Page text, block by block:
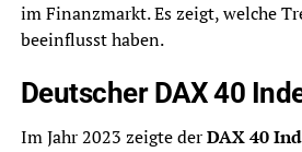
im Finanzmarkt. Es zeigt, welche
beeinflusst haben.
Deutscher DAX 40
Im Jahr 2023 zeigte derDAX 40